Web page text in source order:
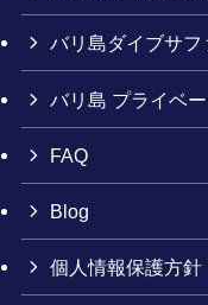
バリ島ダイブサ
バリ島 プライベ
FAQ
Blog
個人情報保護方針